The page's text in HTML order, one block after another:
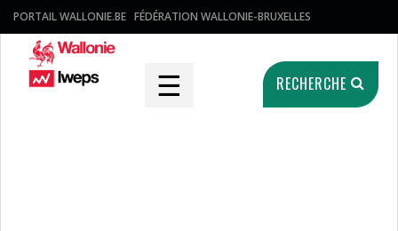
PORTAIL WALLONIE.BE FÉDÉRATION WALLONIE-BRUXELLES
☰ RECHERCHE